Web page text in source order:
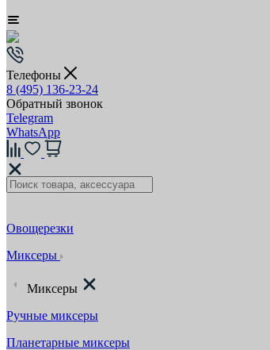
Телефоны
8 (495) 136-23-24
Обратный звонок
Telegram
WhatsApp
Овощерезки
Миксеры
Миксеры
Ручные миксеры
Планетарные миксеры